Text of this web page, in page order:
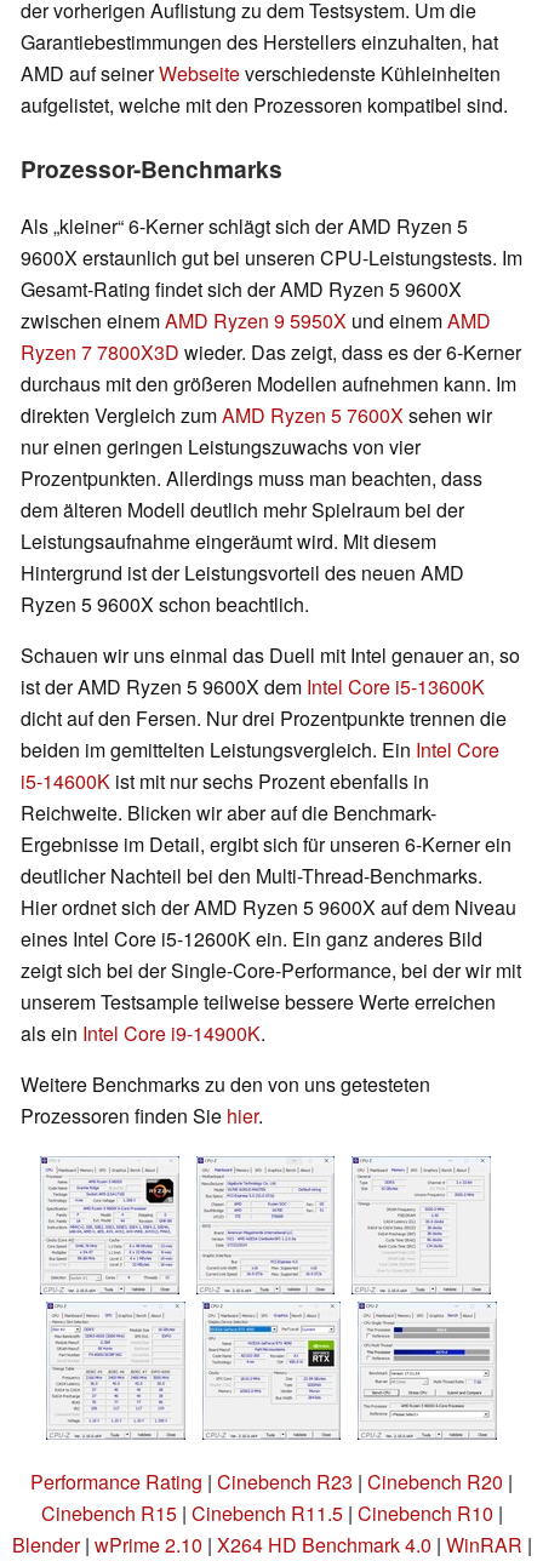
der vorherigen Auflistung zu dem Testsystem. Um die
Garantiebestimmungen des Herstellers einzuhalten, hat
AMD auf seinerWebseiteverschiedenste Kühleinheiten
aufgelistet, welche mit den Prozessoren kompatibel sind.
Prozessor-Benchmarks
Als kleiner 6-Kerner schlägt sich der AMD Ryzen 5
9600X erstaunlich gut bei unseren CPU-Leistungstests. Im
Gesamt-Rating findet sich der AMD Ryzen 5 9600X
zwischen einemAMD Ryzen 9 5950X und einemAMD
Ryzen 7 7800X3D wieder. Das zeigt, dass es der 6-Kerner
durchaus mit den größeren Modellen aufnehmen kann. Im
direkten Vergleich zumAMD Ryzen 5 7600Xsehen wir
nur einen geringen Leistungszuwachs von vier
Prozentpunkten. Allerdings muss man beachten, dass
dem älteren Modell deutlich mehr Spielraum bei der
Leistungsaufnahme eingeräumt wird. Mit diesem
Hintergrund ist der Leistungsvorteil des neuen AMD
Ryzen 5 9600X schon beachtlich.
Schauen wir uns einmal das Duell mit Intel genauer an, so
ist der AMD Ryzen 5 9600X dem Intel Core i5-13600K
dicht auf den Fersen. Nur drei Prozentpunkte trennen die
beiden im gemittelten Leistungsvergleich. Ein Intel Core
i5-14600K ist mit nur sechs Prozent ebenfalls in
Reichweite. Blicken wir aber auf die Benchmark-
Ergebnisse im Detail, ergibt sich für unseren 6-Kerner ein
deutlicher Nachteil bei den Multi-Thread-Benchmarks.
Hier ordnet sich der AMD Ryzen 5 9600X auf dem Niveau
eines Intel Core i5-12600K ein. Ein ganz anderes Bild
zeigt sich bei der Single-Core-Performance, bei der wir mit
unserem Testsample teilweise bessere Werte erreichen
als ein Intel Core i9-14900K.
Weitere Benchmarks zu den von uns getesteten
Prozessoren finden Sie hier.
Performance Rating | Cinebench R23 | Cinebench R20 |
Cinebench R15| Cinebench R11.5| Cinebench R10 |
Blender| wPrime 2.10 | X264 HD Benchmark 4.0 | WinRAR |